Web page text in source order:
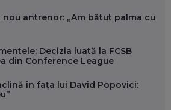
ȘI GEO!
HOLISUN: SOFTWARE DE LA CLUJ PENTRU
nou antrenor: „Am bătut palma cu
Decizia luată la FCSB
din Conference League
în fața lui David Popovici: